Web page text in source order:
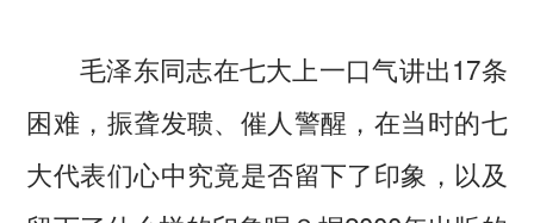
毛泽东同志在七大上一口气讲出17条
困难，振聋发聩、催人警醒，在当时的七
大代表们心中究竟是否留下了印象，以及